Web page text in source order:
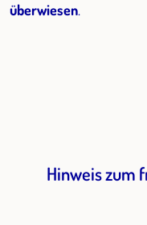
überwiesen.
Hinweis zum